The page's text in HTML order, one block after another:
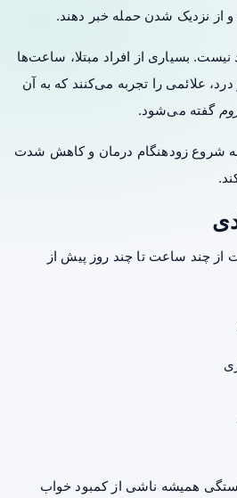
از نزدیک شدن حمله خبر دهند.
بسیاری از افراد مبتلا، ساعت‌ها
علائمی را تجربه می‌کنند که به آن
گفته می‌شود.
به شروع زودهنگام درمان و کاهش شدت
چند ساعت تا چند روز پیش از
همیشه ناشی از کمبود خواب